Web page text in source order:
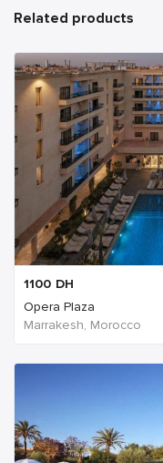
Related products
1100 DH
Opera Plaza
Marrakesh, Morocco